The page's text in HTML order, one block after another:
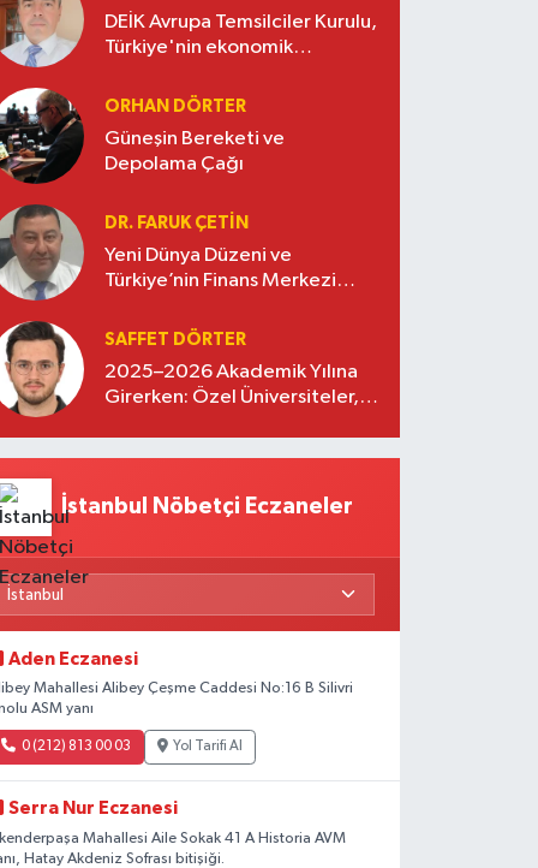
DEİK Avrupa Temsilciler Kurulu,
Türkiye'nin ekonomik
oluşturuyor
ORHAN DÖRTER
Güneşin Bereketi ve
Depolama Çağı
DR. FARUK ÇETİN
Yeni Dünya Düzeni ve
Türkiye’nin Finans Merkezi
SAFFET DÖRTER
2025–2026 Akademik Yılına
Girerken: Özel Üniversiteler,
İstanbul Nöbetçi Eczaneler
Aden Eczanesi
Mahallesi Alibey Çeşme Caddesi No:16 B Silivri
ASM yanı
0 (212) 813 00 03 Yol Tarifi Al
Serra Nur Eczanesi
Mahallesi Aile Sokak 41 A Historia AVM
Hatay Akdeniz Sofrası bitişiği.